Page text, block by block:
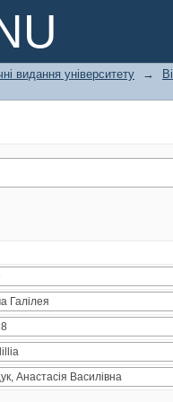
видання університету →